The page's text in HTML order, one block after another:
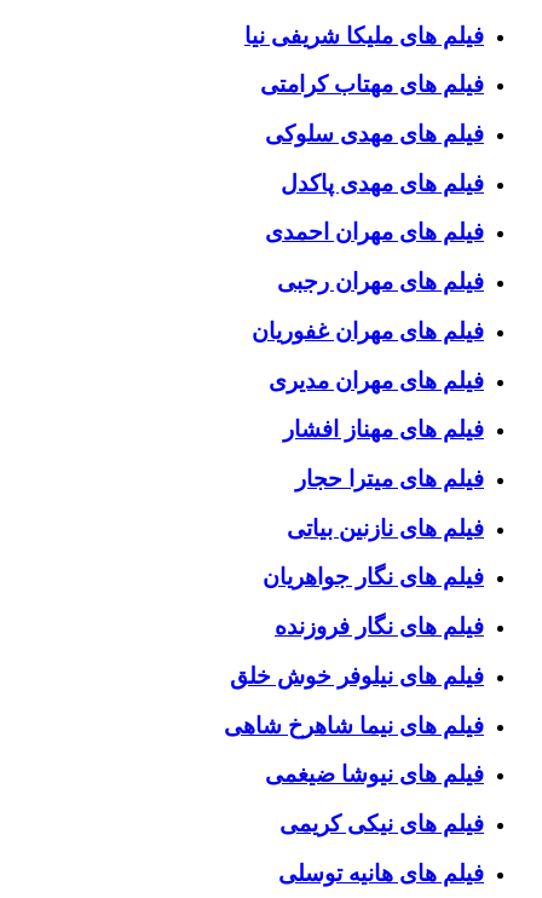
فیلم های ملیکا شریفی نیا
فیلم های مهتاب کرامتی
فیلم های مهدی سلوکی
فیلم های مهدی پاکدل
فیلم های مهران احمدی
فیلم های مهران رجبی
فیلم های مهران غفوریان
فیلم های مهران مدیری
فیلم های مهناز افشار
فیلم های میترا حجار
فیلم های نازنین بیاتی
فیلم های نگار جواهریان
فیلم های نگار فروزنده
فیلم های نیلوفر خوش خلق
فیلم های نیما شاهرخ شاهی
فیلم های نیوشا ضیغمی
فیلم های نیکی کریمی
فیلم های هانیه توسلی